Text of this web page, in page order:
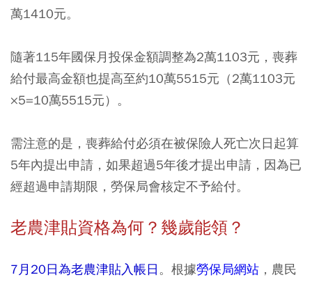
萬1410元。
隨著115年國保月投保金額調整為2萬1103元，喪葬
給付最高金額也提高至約10萬5515元（2萬1103元
×5=10萬5515元）。
需注意的是，喪葬給付必須在被保險人死亡次日起算
5年內提出申請，如果超過5年後才提出申請，因為已
經超過申請期限，勞保局會核定不予給付。
老農津貼資格為何？幾歲能領？
7月20日為老農津貼入帳日。根據勞保局網站 ，農民